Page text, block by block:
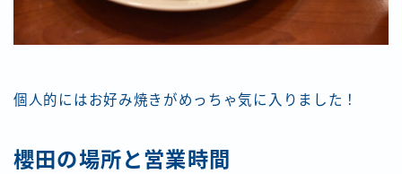
個人的にはお好み焼きがめっちゃ気に入りました！
櫻田の場所と営業時間